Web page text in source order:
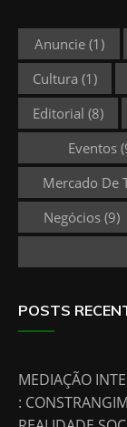
Anuncie(1)
Cultura (1)
Editorial (8)
Eventos
Mercado De
Negócios(9)
POSTS
MEDIAÇÃO
: